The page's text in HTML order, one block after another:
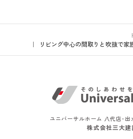
リビング中心の間取りと吹抜で
ユニバーサルホーム 八代店･出
株式会社三大建